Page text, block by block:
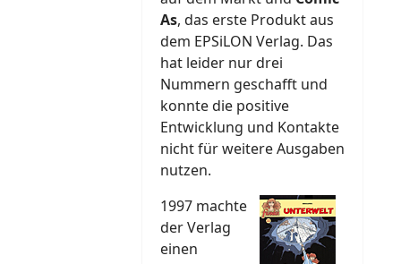
As, das erste Produkt aus
dem EPSiLON Verlag. Das
hat leider nur drei
Nummern geschafft und
konnte die positive
Entwicklung und Kontakte
nicht für weitere Ausgaben
nutzen.
1997 machte
der Verlag
einen